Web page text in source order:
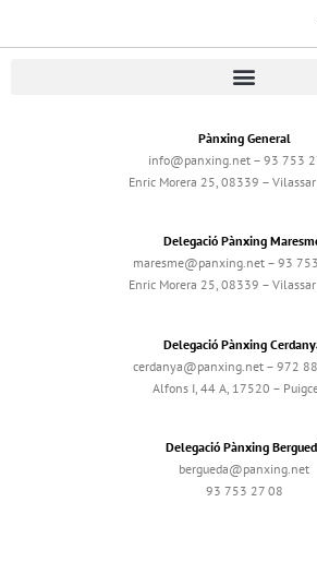
Pànxing General
info@panxing.net – 93 753
Enric Morera 25, 08339 –
Delegació Pànxing
maresme@panxing.net – 93
Enric Morera 25, 08339 –
Delegació Pànxing
cerdanya@panxing.net – 972
Alfons I, 44 A, 17520 –
Delegació Pànxing
bergueda@panxing.net
93 753 27 08